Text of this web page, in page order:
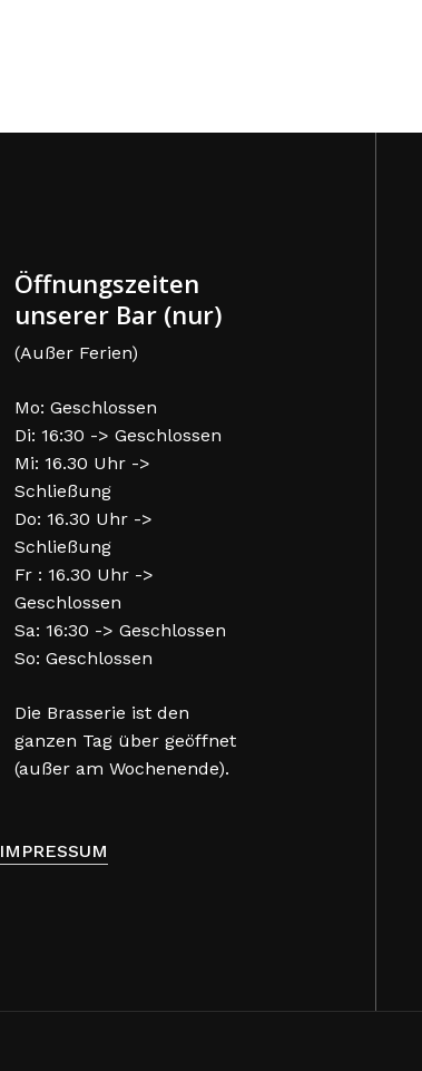
Öffnungszeiten
unserer Bar (nur)
(Außer Ferien)
Mo: Geschlossen
Di: 16:30 -> Geschlossen
Mi: 16.30 Uhr ->
Schließung
Do: 16.30 Uhr ->
Schließung
Fr : 16.30 Uhr ->
Geschlossen
Sa: 16:30 -> Geschlossen
So: Geschlossen
Die Brasserie ist den
ganzen Tag über geöffnet
(außer am Wochenende).
IMPRESSUM